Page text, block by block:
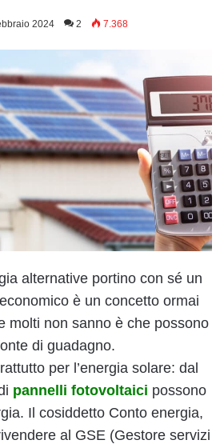
2024 2 7.368
alternative portino con sé un
è un concetto ormai
molti non sanno è che possono
di guadagno.
per l’energia solare: dal
pannelli fotovoltaici possono
Il cosiddetto Conto energia,
al GSE (Gestore servizi